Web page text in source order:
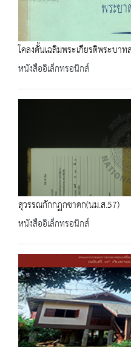
โคลงดั้นเฉลิมพระเกียรติพระบา
หนังสืออิเล็กทรอนิกส์
สุวรรณกักกฏกชาดก(นม.ส.57)
หนังสืออิเล็กทรอนิกส์